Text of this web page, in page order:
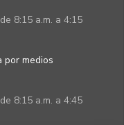
8:15 a.m. a 4:15
por medios
8:15 a.m. a 4:45